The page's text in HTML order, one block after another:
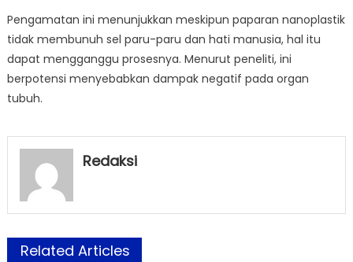
Pengamatan ini menunjukkan meskipun paparan nanoplastik
tidak membunuh sel paru-paru dan hati manusia, hal itu
dapat mengganggu prosesnya. Menurut peneliti, ini
berpotensi menyebabkan dampak negatif pada organ
tubuh.
Redaksi
Related Articles